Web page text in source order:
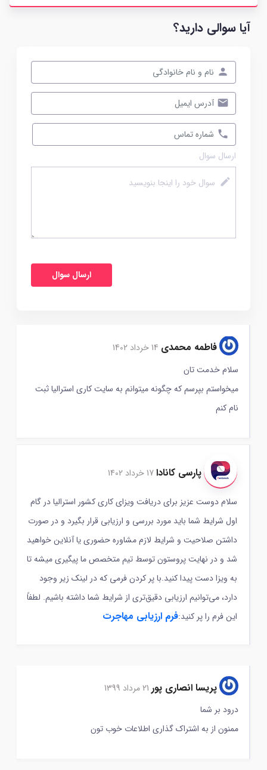
آیا سوالی دارید؟
ارسال سوال
فاطمه محمدی 14 خرداد 1402
سلام خدمت تان
میخواستم بپرسم که چگونه میتوانم به سایت کاری استرالیا ثبت
نام کنم
پارسی کانادا 17 خرداد 1402
سلام دوست عزیز برای دریافت ویزای کاری کشور استرالیا در گام
اول شرایط شما باید مورد بررسی و ارزیابی قرار بگیرد و در صورت
داشتن صلاحیت و شرایط لازم مشاوره حضوری یا آنلاین خواهید
شد و در نهایت پروستون توسط تیم متخصص ما پیگیری میشه تا
به ویزا دست پیدا کنید.با پر کردن فرمی که در لینک زیر وجود
دارد، می‌توانیم ارزیابی دقیق‌تری از شرایط شما داشته باشیم. لطفاً
این فرم را پر کنید:فرم ارزیابی مهاجرت
پریسا انصاری پور 21 مرداد 1399
درود بر شما
ممنون از به اشتراک گذاری اطلاعات خوب تون